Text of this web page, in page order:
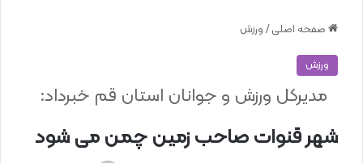
صفحه اصلی / ورزش
ورزش
شهر قنوات صاحب زمین چمن می شود
مدیرکل ورزش و جوانان استان قم خبرداد: